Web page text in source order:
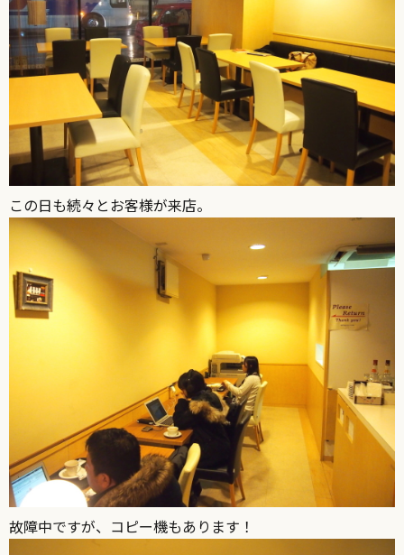
この日も続々とお客様が来店。
故障中ですが、コピー機もあります！